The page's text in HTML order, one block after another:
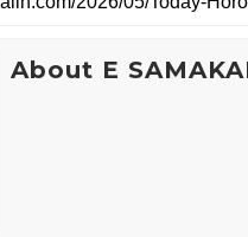
About E